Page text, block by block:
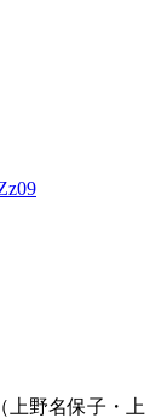
上野名保子・上